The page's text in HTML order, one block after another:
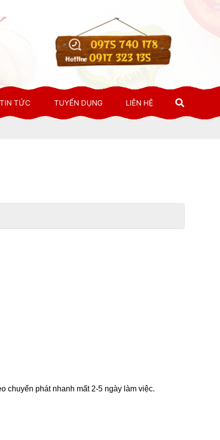
0975 740 178
Hotline0917 323 135
TIN TỨC TUYỂN DỤNG LIÊN HỆ
chuyển phát nhanh mất 2-5 ngày làm việc.